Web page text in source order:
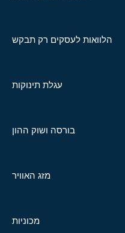
הלוואות לעסקים רק תבקש
עגלת תינוקות
בורסה ושוק ההון
מזג האוויר
מכוניות